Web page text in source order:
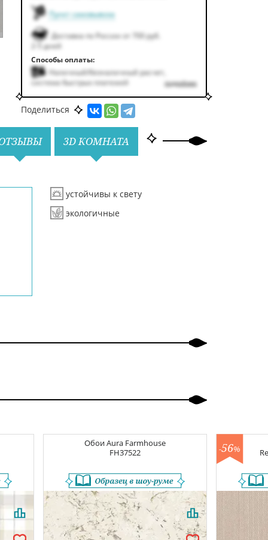
Пункт самовывоза
Доставка по России от 700 руб.
2-5 дней
Способы оплаты:
Наличный/безналичный расчет,
система быстрых платежей
подробнее
Поделиться
3D КОМНАТА
устойчивы к свету
экологичные
ОбоиAura Farmhouse
FH37522
-56%